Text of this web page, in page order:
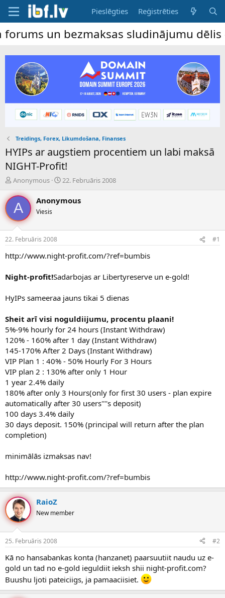
Pieslēgties Reģistrēties
bezmaksas sludinājumu dēlis –
Treidings, Forex, Likumdošana, Finanses
HYIPs ar augstiem procentiem un labi maksā
NIGHT-Profit!
P
v
e
d
i
n
a
u
s
c
s
Anonymous
S
k
a
t
u
s
22. Februāris 2008
A Anonymous
Viesis
22. Februāris 2008 #1
http://www.night-profit.com/?ref=bumbis
Night-profit!Sadarbojas ar Libertyreserve un e-gold!
HyIPs sameeraa jauns tikai 5 dienas
Sheit arī visi noguldiijumu, procentu plaani!
5%-9% hourly for 24 hours (Instant Withdraw)
120% - 160% after 1 day (Instant Withdraw)
145-170% After 2 Days (Instant Withdraw)
VIP Plan 1 : 40% - 50% Hourly For 3 Hours
VIP plan 2 : 130% after only 1 Hour
1 year 2.4% daily
180% after only 3 Hours(only for first 30 users - plan expire
automatically after 30 users''''s deposit)
100 days 3.4% daily
30 days deposit. 150% (principal will return after the plan
completion)
minimālās izmaksas nav!
http://www.night-profit.com/?ref=bumbis
RaioZ
New member
25. Februāris 2008 #2
Kā no hansabankas konta (hanzanet) paarsuutiit naudu uz e-
gold un tad no e-gold ieguldiit ieksh shii night-profit.com?
Buushu ljoti pateiciigs, ja pamaaciisiet.